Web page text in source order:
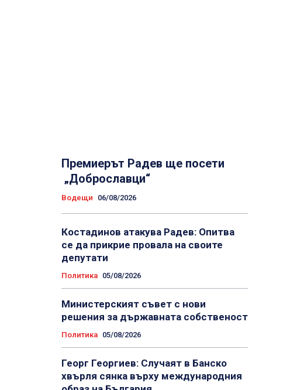
Премиерът Радев ще посети
„Доброславци“
Водещи 06/08/2026
Костадинов атакува Радев: Опитва
се да прикрие провала на своите
депутати
Политика 05/08/2026
Министерският съвет с нови
решения за държавната собственост
Политика 05/08/2026
Георг Георгиев: Случаят в Банско
хвърля сянка върху международния